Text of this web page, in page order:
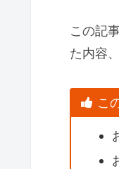
この記
た内容
こ